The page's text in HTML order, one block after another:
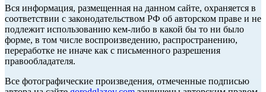
Вся информация, размещенная на данном сайте, охраняется в
соответствии с законодательством РФ об авторском праве и не
подлежит использованию кем-либо в какой бы то ни было
форме, в том числе воспроизведению, распространению,
переработке не иначе как с письменного разрешения
правообладателя.
Все фотографические произведения, отмеченные подписью